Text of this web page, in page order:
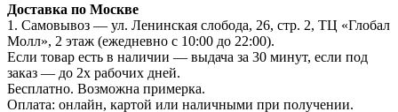
Доставка по Москве
1. Самовывоз — ул. Ленинская слобода, 26, стр. 2, ТЦ «Глобал
Молл», 2 этаж (ежедневно с 10:00 до 22:00).
Если товар есть в наличии — выдача за 30 минут, если под
заказ — до 2х рабочих дней.
Бесплатно. Возможна примерка.
Оплата: онлайн, картой или наличными при получении.